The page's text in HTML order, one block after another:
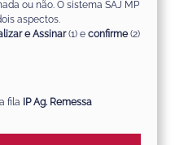
ou não. O sistema SAJ MP
aspectos.
e Assinar(1) econfirme(2)
fila
IP Ag. Remessa